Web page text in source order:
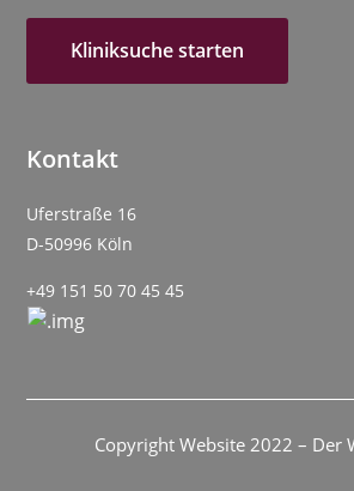
Kliniksuche starten
Kontakt
Uferstraße 16
D-50996 Köln
+49 151 50 70 45 45
Copyright Website 2022 – Der